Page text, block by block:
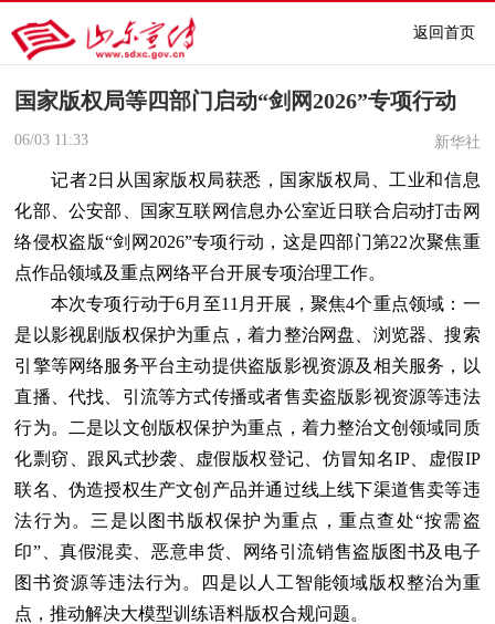
返回首页
国家版权局等四部门启动“剑网2026”专项行动
06/03 11:33 新华社
记者2日从国家版权局获悉，国家版权局、工业和信息
化部、公安部、国家互联网信息办公室近日联合启动打击网
络侵权盗版“剑网2026”专项行动，这是四部门第22次聚焦重
点作品领域及重点网络平台开展专项治理工作。
本次专项行动于6月至11月开展，聚焦4个重点领域：一
是以影视剧版权保护为重点，着力整治网盘、浏览器、搜索
引擎等网络服务平台主动提供盗版影视资源及相关服务，以
直播、代找、引流等方式传播或者售卖盗版影视资源等违法
行为。二是以文创版权保护为重点，着力整治文创领域同质
化剽窃、跟风式抄袭、虚假版权登记、仿冒知名IP、虚假IP
联名、伪造授权生产文创产品并通过线上线下渠道售卖等违
法行为。三是以图书版权保护为重点，重点查处“按需盗
印”、真假混卖、恶意串货、网络引流销售盗版图书及电子
图书资源等违法行为。四是以人工智能领域版权整治为重
点，推动解决大模型训练语料版权合规问题。